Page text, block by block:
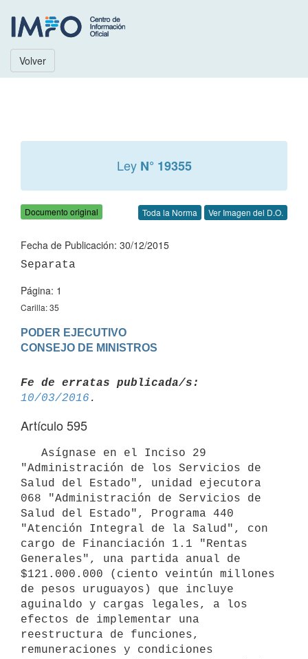
Volver
Ley N° 19355
Documento original Toda la Norma Ver Imagen del D.O.
Fecha de Publicación: 30/12/2015
Página: 1
Carilla: 35
PODER EJECUTIVO
Fe de erratas publicada/s:
10/03/2016
Artículo 595
"Administración de los Servicios de
Salud del Estado", unidad ejecutora
068 "Administración de Servicios de
Salud del Estado", Programa 440
"Atención Integral de la Salud", con
cargo de Financiación 1.1 "Rentas
Generales", una partida anual de
$121.000.000 (ciento veintún millones
de pesos uruguayos) que incluye
aguinaldo y cargas legales, a los
efectos de implementar una
reestructura de funciones,
remuneraciones y condiciones